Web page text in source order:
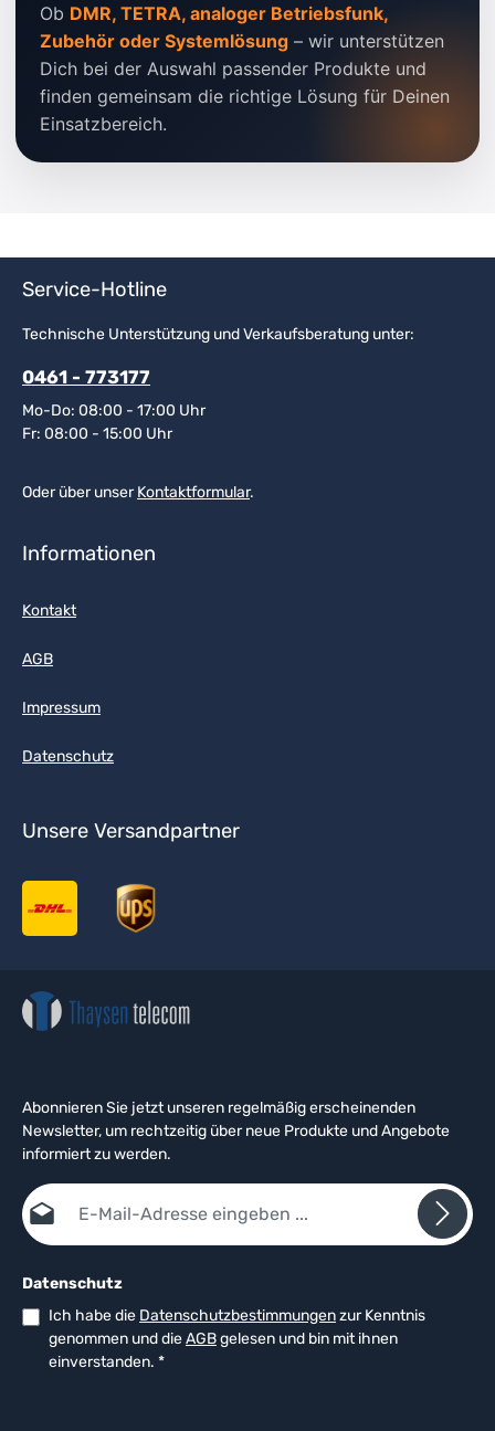
Ob DMR, TETRA, analoger Betriebsfunk,
Zubehör oder Systemlösung – wir unterstützen
Dich bei der Auswahl passender Produkte und
finden gemeinsam die richtige Lösung für Deinen
Einsatzbereich.
Service-Hotline
Technische Unterstützung und Verkaufsberatung unter:
0461 - 773177
Mo-Do: 08:00 - 17:00 Uhr
Fr: 08:00 - 15:00 Uhr
Oder über unserKontaktformular.
Informationen
Kontakt
AGB
Impressum
Datenschutz
Unsere Versandpartner
Abonnieren Sie jetzt unseren regelmäßig erscheinenden
Newsletter, um rechtzeitig über neue Produkte und Angebote
informiert zu werden.
E-Mail-Adresse*
Datenschutz
Ich habe die Datenschutzbestimmungenzur Kenntnis
genommen und dieAGBgelesen und bin mit ihnen
einverstanden. *